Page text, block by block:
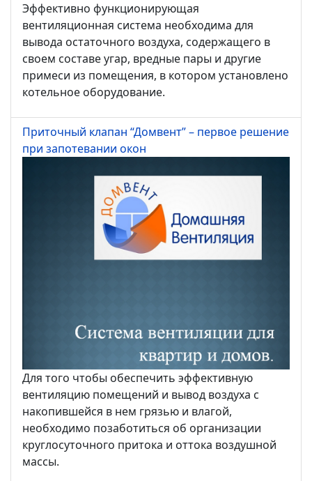
Эффективно функционирующая
вентиляционная система необходима для
вывода остаточного воздуха, содержащего в
своем составе угар, вредные пары и другие
примеси из помещения, в котором установлено
котельное оборудование.
Приточный клапан “Домвент” – первое решение
при запотевании окон
Для того чтобы обеспечить эффективную
вентиляцию помещений и вывод воздуха с
накопившейся в нем грязью и влагой,
необходимо позаботиться об организации
круглосуточного притока и оттока воздушной
массы.